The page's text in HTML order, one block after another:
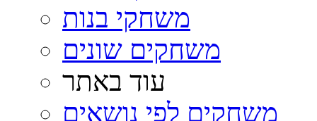
משחקי בנות
משחקים שונים
עוד באתר
משחקים לפי נושאים